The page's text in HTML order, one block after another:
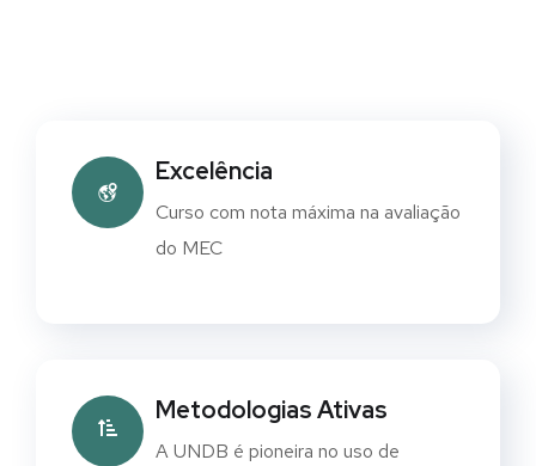
Excelência
Curso com nota máxima na avaliação
do MEC
Metodologias Ativas
A UNDB é pioneira no uso de